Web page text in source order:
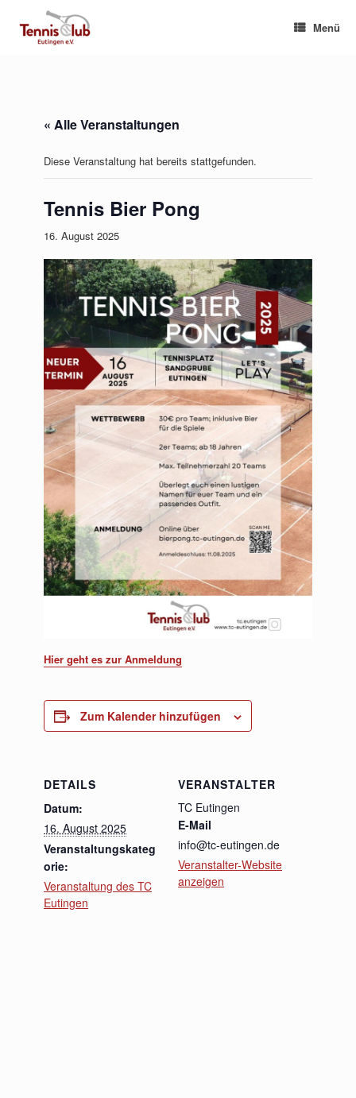
Inhalt
springen
Menü
« Alle Veranstaltungen
Diese Veranstaltung hat bereits stattgefunden.
Tennis Bier Pong
16. August 2025
Hier geht es zur Anmeldung
Zum Kalender hinzufügen
DETAILS
Datum:
16. August 2025
Veranstaltungskateg
orie:
Veranstaltung des TC
Eutingen
VERANSTALTER
TC Eutingen
E-Mail
info@tc-eutingen.de
Veranstalter-Website
anzeigen